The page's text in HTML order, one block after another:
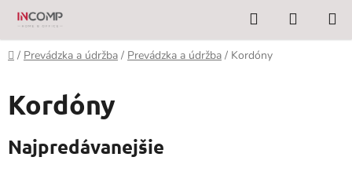
Prejsť
obsah
Hľadať
KOŠÍK
Domov
/ Prevádzka a údržba / Prevádzka a údržba / Kordóny
Kordóny
Najpredávanejšie